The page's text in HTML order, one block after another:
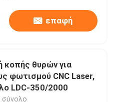
επαφή
κοπής θυρών για
φωτισμού CNC Laser,
LDC-350/2000
σύνολο